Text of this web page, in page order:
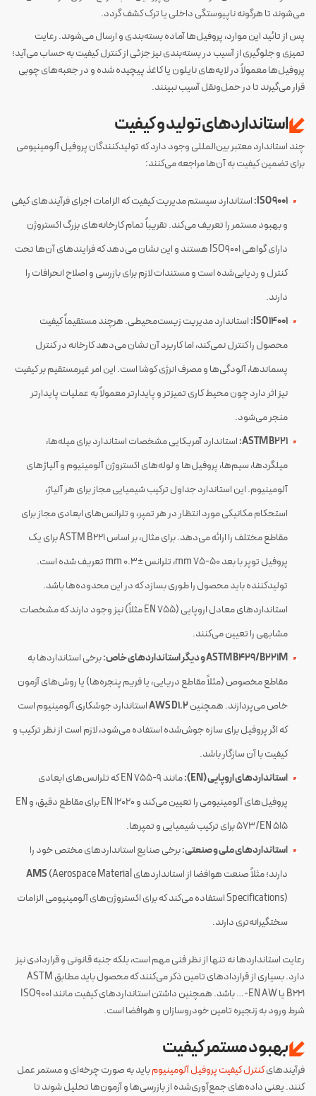
می‌شوند تا هرگونه ناپیوستگی داخلی یا ترک کشف گردد​.
پس از تائید این موارد، پروفیل‌ها آماده بسته‌بندی و ارسال می‌شوند. رعایت
تمیزی و جلوگیری از آسیب در بسته‌بندی نیز جزئی از کنترل کیفیت به حساب می‌آید؛
پروفیل‌ها معمولاً در لایه‌های نایلون یا کاغذ پیچیده شده و در جعبه‌های چوبی
قرار می‌گیرند تا در حمل‌ونقل آسیب نبینند.
استانداردهای تولید و کیفیت
چند استاندارد معتبر بین‌المللی وجود دارد که تولیدکنندگان پروفیل آلومینیومی
برای تضمین کیفیت به آن‌ها مراجعه می‌کنند:
ISO 9001: استاندارد سیستم مدیریت کیفیت که الزامات اجرای فرآیندهای کیفی
و بهبود مستمر را تعریف می‌کند. تقریباً تمام کارخانه‌های بزرگ اکستروژن
دارای گواهی ISO9001 هستند و این نشان می‌دهد که فرایندهای آن‌ها تحت
کنترل و ردیابی‌شده است و مستندات لازم برای بازرسی و اصلاح انحرافات را
دارند​.
ISO 14001: استاندارد مدیریت زیست‌محیطی. هرچند مستقیماً کیفیت
محصول را کنترل نمی‌کند، اما کاربرد آن نشان می‌دهد کارخانه در کنترل
پسماندها، آلودگی‌ها و مصرف انرژی کوشا است​. این امر غیرمستقیم بر کیفیت
نیز اثر دارد چون محیط کاری تمیزتر و پایدارتر معمولاً به عملیات پایدارتر
منجر می‌شود.
ASTM B221: استاندارد آمریکایی مشخصات استاندارد برای میله‌ها،
میلگردها، سیم‌ها، پروفیل‌ها و لوله‌های اکستروژن آلومینیوم و آلیاژهای
آلومینیوم​. این استاندارد جداول ترکیب شیمیایی مجاز برای هر آلیاژ،
استحکام مکانیکی مورد انتظار در هر تمپر، و تلرانس‌های ابعادی مجاز برای
مقاطع مختلف را ارائه می‌دهد. برای مثال، بر اساس ASTM B221 برای یک
پروفیل توپر با بعد 50-75 mm، تلرانس ±0.3 mm تعریف شده است.
تولیدکننده باید محصول را طوری بسازد که در این محدوده‌ها باشد.
استانداردهای معادل اروپایی (EN 755 مثلاً) نیز وجود دارند که مشخصات
مشابهی را تعیین می‌کنند​.
ASTM B429/B221M و دیگر استانداردهای خاص:
برخی استانداردها به
مقاطع مخصوص (مثلاً مقاطع دریایی، یا فریم پنجره‌ها) یا روش‌های آزمون
خاص می‌پردازند. همچنینAWS D1.2استاندارد جوشکاری آلومینیوم است
که اگر پروفیل برای سازه جوش‌شده استفاده می‌شود، لازم است از نظر ترکیب و
کیفیت با آن سازگار باشد.
استانداردهای اروپایی (EN):
مانند EN 755-9 که تلرانس‌های ابعادی
پروفیل‌های آلومینیومی را تعیین می‌کند و EN 12020 برای مقاطع دقیق، و EN
573/EN 515 برای ترکیب شیمیایی و تمپرها​.
استانداردهای ملی و صنعتی:برخی صنایع استانداردهای مختص خود را
دارند؛ مثلاً صنعت هوافضا از استانداردهای
AMS(Aerospace Material
Specifications) استفاده می‌کند که برای اکستروژن‌های آلومینیومی الزامات
سختگیرانه‌تری دارند.
رعایت استانداردها نه تنها از نظر فنی مهم است، بلکه جنبه قانونی و قراردادی نیز
دارد. بسیاری از قراردادهای تامین ذکر می‌کنند که محصول باید مطابق ASTM
B221 یا EN AW-… باشد. همچنین داشتن استانداردهای کیفیت مانند ISO9001
شرط ورود به زنجیره تامین خودروسازان و هوافضا است.
بهبود مستمر کیفیت
فرآیندهایکنترل کیفیت پروفیل آلومینیومباید به صورت چرخه‌ای و مستمر عمل
کنند. یعنی داده‌های جمع‌آوری‌شده از بازرسی‌ها و آزمون‌ها تحلیل شوند تا